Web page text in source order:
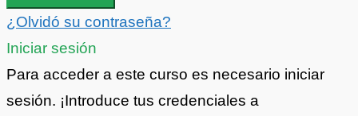
¿Olvidó su contraseña?
Iniciar sesión
Para acceder a este curso es necesario iniciar
sesión. ¡Introduce tus credenciales a